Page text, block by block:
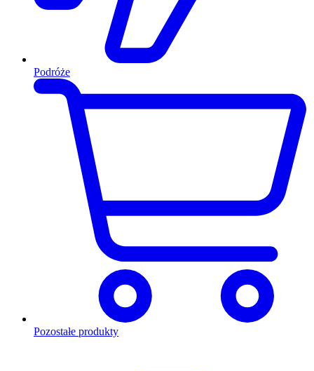
Podróże
Pozostałe produkty